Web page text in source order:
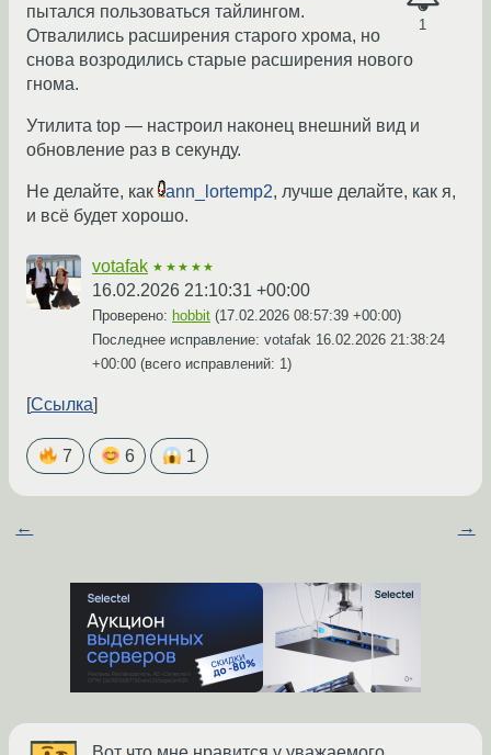
1
пытался пользоваться тайлингом.
Отвалились расширения старого хрома, но
снова возродились старые расширения нового
гнома.
Утилита top — настроил наконец внешний вид и
обновление раз в секунду.
Не делайте, как ann_lortemp2, лучше делайте, как я,
и всё будет хорошо.
votafak ★★★★★
16.02.2026 21:10:31 +00:00
Проверено: hobbit (17.02.2026 08:57:39 +00:00)
Последнее исправление: votafak 16.02.2026 21:38:24
+00:00 (всего исправлений: 1)
Ссылка
7 6 1
← →